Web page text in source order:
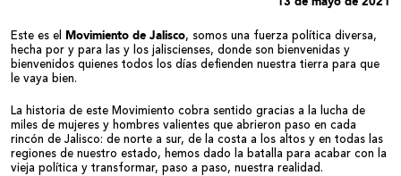
Este es el Movimiento de Jalisco, somos una fuerza política diversa,
hecha por y para las y los jaliscienses, donde son bienvenidas y
bienvenidos quienes todos los días defienden nuestra tierra para que
le vaya bien.
La historia de este Movimiento cobra sentido gracias a la lucha de
miles de mujeres y hombres valientes que abrieron paso en cada
rincón de Jalisco: de norte a sur, de la costa a los altos y en todas las
regiones de nuestro estado, hemos dado la batalla para acabar con la
vieja política y transformar, paso a paso, nuestra realidad.